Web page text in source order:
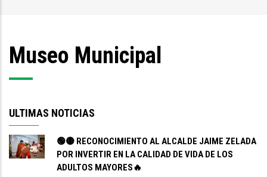
ayuda
a
navegación
Museo Municipal
ULTIMAS NOTICIAS
🟢🟡 RECONOCIMIENTO AL ALCALDE JAIME ZELADA
POR INVERTIR EN LA CALIDAD DE VIDA DE LOS
ADULTOS MAYORES🔥